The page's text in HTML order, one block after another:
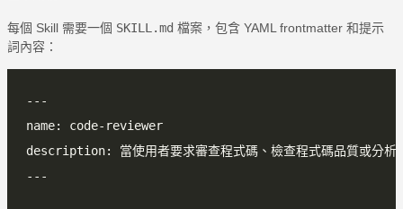
每個 Skill 需要一個 SKILL.md 檔案，包含 YAML frontmatter 和提示
詞內容：